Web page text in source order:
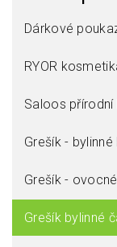
Dárkové
RYOR
Saloos
Grešík -
Grešík -
Grešík bylinné